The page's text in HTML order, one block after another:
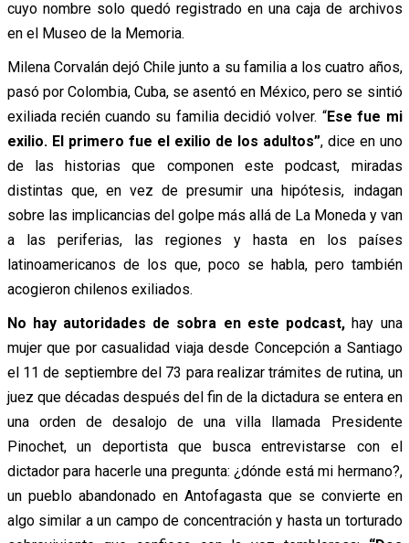
cuyo nombre solo quedó registrado en una caja de archivos
en el Museo de la Memoria.
Milena Corvalán dejó Chile junto a su familia a los cuatro años,
pasó por Colombia, Cuba, se asentó en México, pero se sintió
exiliada recién cuando su familia decidió volver. “Ese fue mi
exilio. El primero fue el exilio de los adultos”, dice en uno
de las historias que componen este podcast, miradas
distintas que, en vez de presumir una hipótesis, indagan
sobre las implicancias del golpe más allá de La Moneda y van
a las periferias, las regiones y hasta en los países
latinoamericanos de los que, poco se habla, pero también
acogieron chilenos exiliados.
No hay autoridades de sobra en este podcast, hay una
mujer que por casualidad viaja desde Concepción a Santiago
el 11 de septiembre del 73 para realizar trámites de rutina, un
juez que décadas después del fin de la dictadura se entera en
una orden de desalojo de una villa llamada Presidente
Pinochet, un deportista que busca entrevistarse con el
dictador para hacerle una pregunta: ¿dónde está mi hermano?,
un pueblo abandonado en Antofagasta que se convierte en
algo similar a un campo de concentración y hasta un torturado